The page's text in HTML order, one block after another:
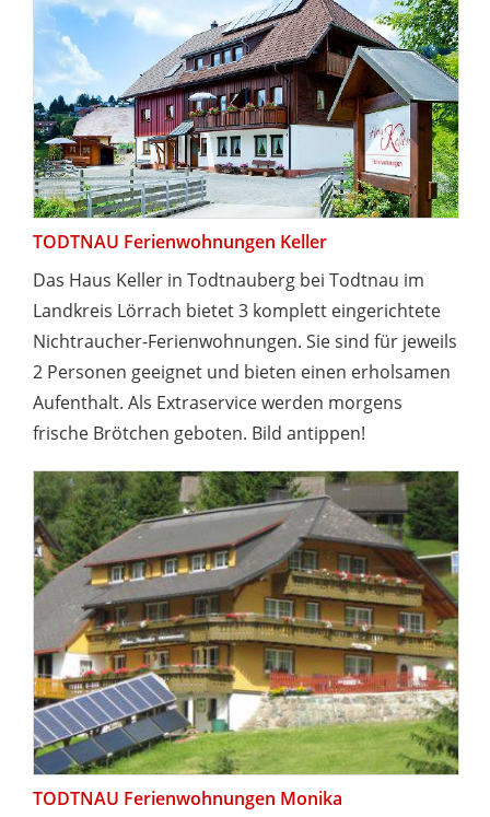
TODTNAU Ferienwohnungen Keller
Das Haus Keller in Todtnauberg bei Todtnau im
Landkreis Lörrach bietet 3 komplett eingerichtete
Nichtraucher-Ferienwohnungen. Sie sind für jeweils
2 Personen geeignet und bieten einen erholsamen
Aufenthalt. Als Extraservice werden morgens
frische Brötchen geboten. Bild antippen!
TODTNAU Ferienwohnungen Monika